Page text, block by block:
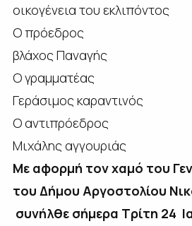
οικογένεια του εκλιπόντος
Ο πρόεδρος
βλάχος Παναγής
Ο γραμματέας
Γεράσιμος καραντινός
Ο αντιπρόεδρος
Μιχάλης αγγουριάς
Με αφορμή τον χαμό του
του Δήμου Αργοστολίου
συνήλθε σήμερα Τρίτη 24